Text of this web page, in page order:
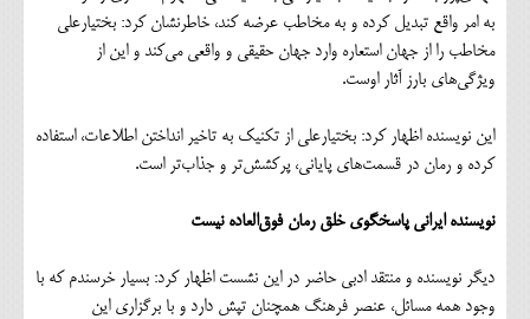
به امر واقع تبدیل کرده و به مخاطب عرضه کند، خاطرنشان کرد: بختیارعلی
مخاطب را از جهان استعاره وارد جهان حقیقی و واقعی می‌کند و این از
ویژگی‌های بارز آثار اوست.
این نویسنده اظهار کرد: بختیارعلی از تکنیک به تاخیر انداختن اطلاعات، استفاده
کرده و رمان در قسمت‎‌های پایانی، پرکشش‌تر و جذاب‌تر است.
نویسنده ایرانی پاسخگوی خلق رمان فوق‌العاده نیست
دیگر نویسنده و منتقد ادبی حاضر در این نشست اظهار کرد: بسیار خرسندم که با
وجود همه مسائل، عنصر فرهنگ همچنان تپش دارد و با برگزاری این